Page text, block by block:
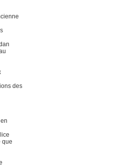
des
que